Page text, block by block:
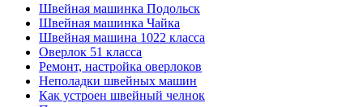
Швейная машинка Подольск
Швейная машинка Чайка
Швейная машина 1022 класса
Оверлок 51 класса
Ремонт, настройка оверлоков
Неполадки швейных машин
Как устроен швейный челнок